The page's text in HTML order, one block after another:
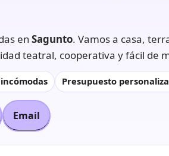
en Sagunto. Vamos a casa,
teatral, cooperativa y fácil de
Presupuesto
Email